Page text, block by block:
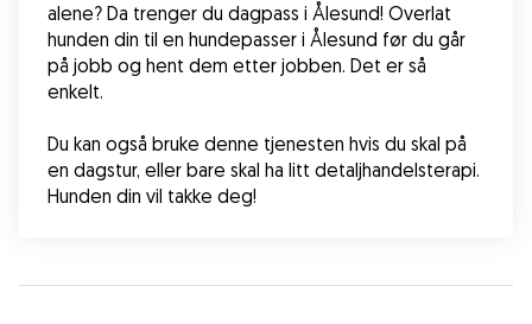
alene? Da trenger du dagpass i Ålesund! Overlat
hunden din til en hundepasser i Ålesund før du går
på jobb og hent dem etter jobben. Det er så
enkelt.
Du kan også bruke denne tjenesten hvis du skal på
en dagstur, eller bare skal ha litt detaljhandelsterapi.
Hunden din vil takke deg!